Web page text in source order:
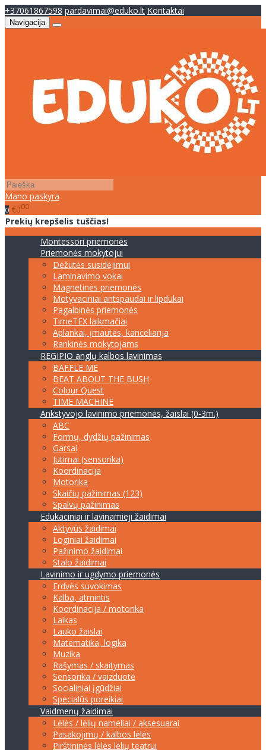
+37061867598 pardavimai@eduko.lt Kontaktai
Navigacija
Mano paskyra
0 €000
Prekių krepšelis tuščias!
Montessori priemonės
Priemonės mokytojui
Dėžutės susidėjimui
Laminavimo vokai
Magnetinės priemonės
Motyvaciniai antspaudai ir lipdukai
Pagalbinės priemonės
TimeTEX laikmačiai
Aplankai, įmautės, kanceliarija
Rankinės mokytojams
REGIPIO anglų kalbos lavinimas
BAFFLE ME
BEAT ABOUT THE BUSH
Colour Quest
TIME MACHINE
Ankstyvojo lavinimo priemonės, žaislai (0-3m.)
ABC
Formų, dydžių pažinimas
Garsai
Jutimai (sensorika)
Koordinacija
Motorika
Skaičių pažinimas (123)
Spalvų pažinimas
Edukaciniai ir lavinamieji žaidimai
Aktyvūs žaidimai
Loginiai žaidimai
Pažinimo žaidimai
Stalo žaidimai
Lavinimo ir ugdymo priemonės
Erdvės suvokimas
Kalba, atmintis
Koordinacija / motorika
Laikas
Lauko žaislai
Matematika, logika
Muzika
Rašymas / skaitymas
Sensorika / vaizduotė
Socialiniai įgūdžiai
Specialūs poreikiai
Vaidmenų žaidimai
Lėlės / lėlių nameliai / aksesuarai
Pasakojimų / kalbos lėlės
Pirštininės lėlės lėlių teatrui